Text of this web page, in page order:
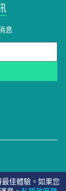
息
佳體驗。如果您